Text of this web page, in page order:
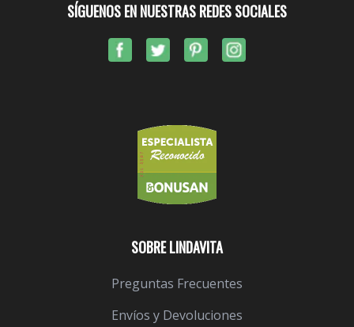
SOBRE LINDAVITA
Preguntas Frecuentes
Envíos y Devoluciones
SÍGUENOS EN NUESTRAS REDES SOCIALES